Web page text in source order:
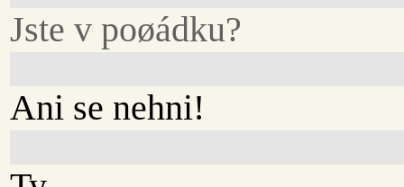
Jste v poøádku?
Ani se nehni!